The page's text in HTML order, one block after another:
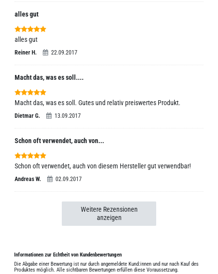
alles gut
alles gut
Reiner H. 22.09.2017
Macht das, was es soll....
Macht das, was es soll. Gutes und relativ preiswertes Produkt.
Dietmar G. 13.09.2017
Schon oft verwendet, auch von...
Schon oft verwendet, auch von diesem Hersteller gut verwendbar!
Andreas W. 02.09.2017
Weitere Rezensionen
anzeigen
Informationen zur Echtheit von Kundenbewertungen
Die Abgabe einer Bewertung ist nur durch angemeldete Kund:innen und nur nach Kauf des
Produktes möglich. Alle sichtbaren Bewertungen erfüllen diese Voraussetzung.